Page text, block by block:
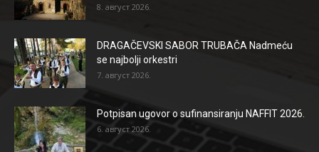
8. август 2026.
DRAGAČEVSKI SABOR TRUBAČA Nadmeću
se najbolji orkestri
7. август 2026.
Potpisan ugovor o sufinansiranju NAFFIT 2026.
6. август 2026.